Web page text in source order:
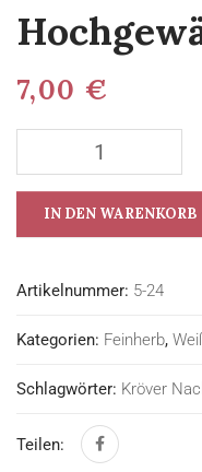
7,00 €
IN DEN WARENKORB
Artikelnummer: 5-24
Kategorien: Feinherb,
Schlagwörter: Kröver
Teilen: